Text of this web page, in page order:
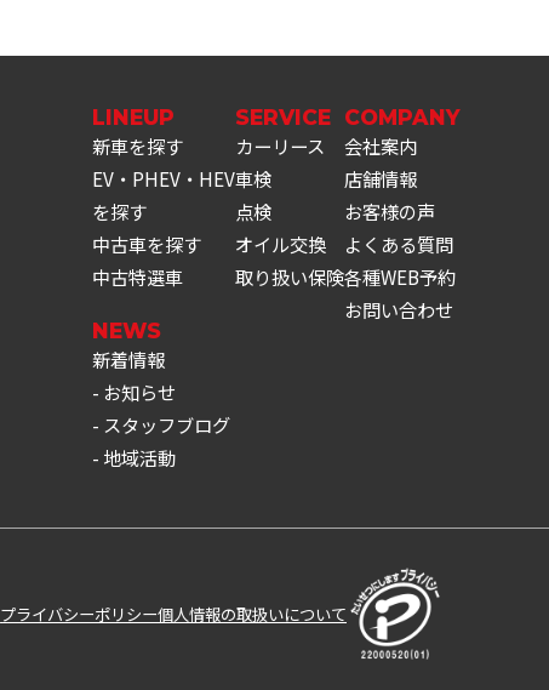
LINEUP
新車を探す
EV・PHEV・HEV
を探す
中古車を探す
中古特選車
NEWS
新着情報
お知らせ
スタッフブログ
地域活動
SERVICE
カーリース
車検
点検
オイル交換
取り扱い保険
COMPANY
会社案内
店舗情報
お客様の声
よくある質問
各種WEB予約
お問い合わせ
プライバシーポリシー個人情報の取扱いについて